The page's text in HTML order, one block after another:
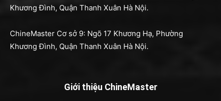
Khương Đình, Quận Thanh Xuân Hà Nội.
ChineMaster Cơ sở 9: Ngõ 17 Khương Hạ, Phường
Khương Đình, Quận Thanh Xuân Hà Nội.
Giới thiệu ChineMaster